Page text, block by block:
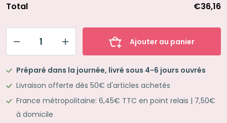
Total €36,16
L'organisation
de
bureau
de
Ajouter au panier
Préparé dans la journée, livré sous 4-6 jours ouvrés
Livraison offerte dès 50€ d'articles achetés
France métropolitaine: 6,45€ TTC en point relais | 7,50€
à domicile